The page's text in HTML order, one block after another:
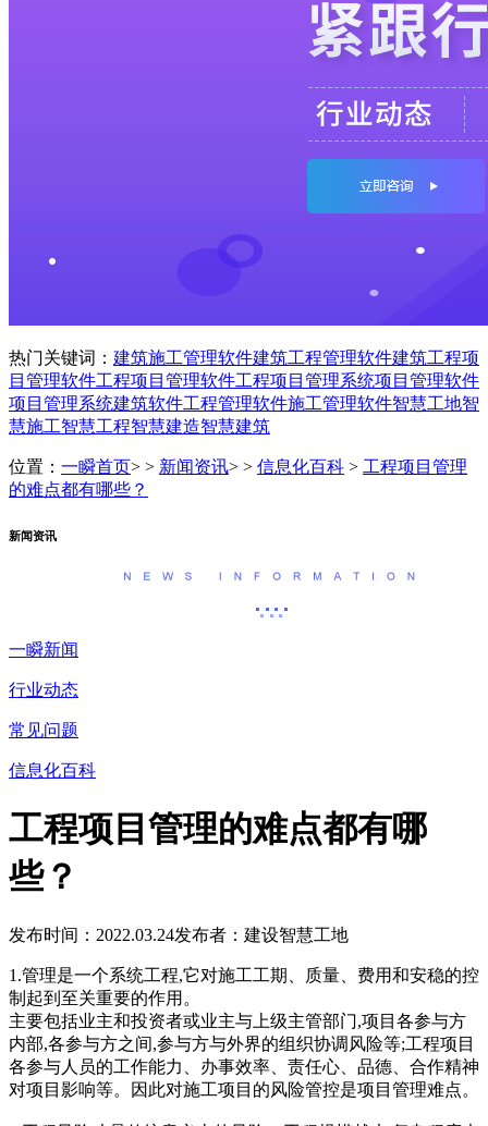
热门关键词： 建筑施工管理软件建筑工程管理软件建筑工程项
目管理软件工程项目管理软件工程项目管理系统项目管理软件
项目管理系统建筑软件工程管理软件施工管理软件智慧工地智
慧施工智慧工程智慧建造智慧建筑
位置： 一瞬首页> > 新闻资讯> > 信息化百科 > 工程项目管理
的难点都有哪些？
新闻资讯
一瞬新闻
行业动态
常见问题
信息化百科
工程项目管理的难点都有哪
些？
发布时间：2022.03.24发布者：建设智慧工地
1.管理是一个系统工程,它对施工工期、质量、费用和安稳的控
制起到至关重要的作用。
主要包括业主和投资者或业主与上级主管部门,项目各参与方
内部,各参与方之间,参与方与外界的组织协调风险等;工程项目
各参与人员的工作能力、办事效率、责任心、品德、合作精神
对项目影响等。因此对施工项目的风险管控是项目管理难点。